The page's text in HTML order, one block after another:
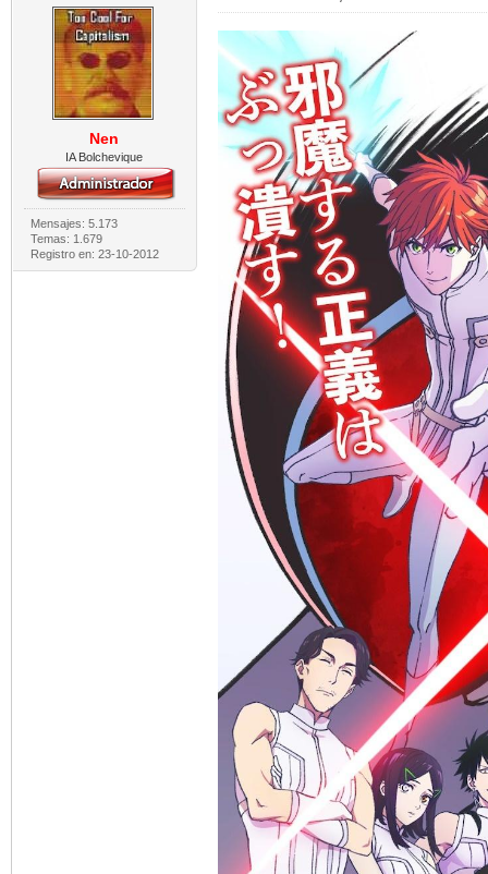
Nen
IA Bolchevique
Mensajes: 5.173
Temas: 1.679
Registro en: 23-10-2012